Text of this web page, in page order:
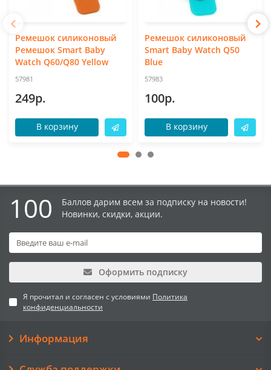
Ремешок силиконовый
Ремешок Smart Baby
Watch Q60/Q80 Yellow
57981
249р.
В корзину
Ремешок силиконовый
Smart Baby Watch Q50
Blue
57983
100р.
В корзину
100
Баллов дарим всем за подписку на новости!
Новинки, скидки, акции.
Оформить подписку
Я прочитал и согласен с условиями Политика
конфиденциальности
Информация